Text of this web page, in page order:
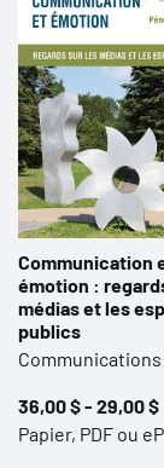
Communication
émotion :
médias et les
publics
Communications
36,00 $ - 29,00 $
Papier, PDF ou